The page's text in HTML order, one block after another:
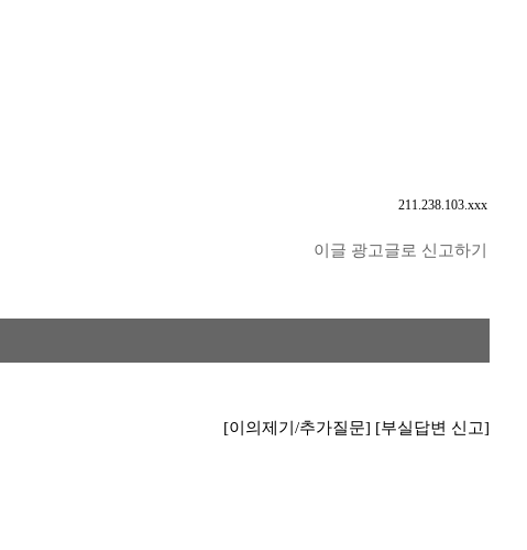
211.238.103.xxx
이글 광고글로 신고하기
[이의제기/추가질문] [부실답변 신고]